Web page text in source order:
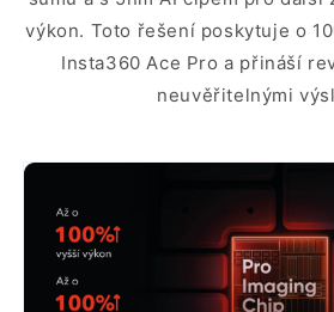
výkon. Toto řešení poskytuje o
Insta360 Ace Pro a přináší
neuvěřitelnými